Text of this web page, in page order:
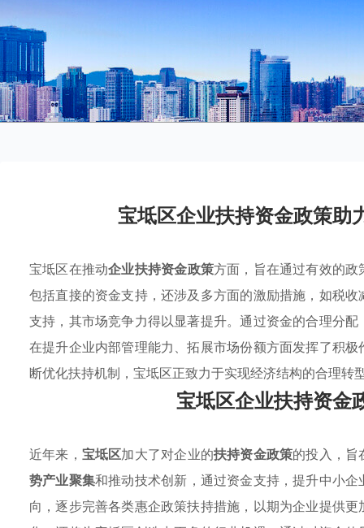
宝坻区企业扶持资金政策助
宝坻区在推动企业扶持资金政策方面，旨在通过有效的
包括直接的资金支持，还涉及多方面的激励措施，如税
支持，其市场竞争力得以显著提升。通过资金的合理分
在提升企业内部管理能力、拓展市场份额方面发挥了积
断优化扶持机制，宝坻区正致力于实现经济结构的合理转
宝坻区企业扶持资金
近年来， 宝坻区加大了对企业的扶持资金政策的投入，旨
势产业聚集和推动技术创新，通过资金支持，提升中小
向，逐步完善各类惠企政策扶持措施，以期为企业提供